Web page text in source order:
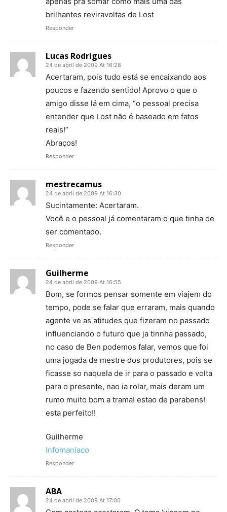
brilhantes reviravoltas de Lost
Responder
Lucas Rodrigues
24 de abril de 2009 At 16:28
Acertaram, pois tudo está se encaixando aos
poucos e fazendo sentido! Aprovo o que o
amigo disse lá em cima, “o pessoal precisa
entender que Lost não é baseado em fatos
reais!”
Abraços!
Responder
mestrecamus
24 de abril de 2009 At 16:30
Sucintamente: Acertaram.
Você e o pessoal já comentaram o que tinha de
ser comentado.
Responder
Guilherme
24 de abril de 2009 At 16:55
Bom, se formos pensar somente em viajem do
tempo, pode se falar que erraram, mais quando
agente ve as atitudes que fizeram no passado
influenciando o futuro que ja tinnha passado,
no caso de Ben podemos falar, vemos que foi
uma jogada de mestre dos produtores, pois se
ficasse so naquela de ir para o passado e volta
para o presente, nao ia rolar, mais deram um
rumo muito bom a trama! estao de parabens!
esta perfeito!!
Guilherme
Infomaniaco
Responder
ABA
24 de abril de 2009 At 17:00